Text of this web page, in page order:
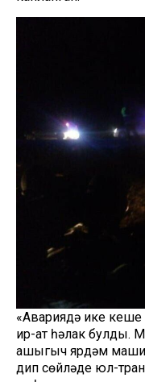
«Авариядә ике
ир-ат һәлак булды.
ашыгыч ярдәм
дип сөйләде юл-